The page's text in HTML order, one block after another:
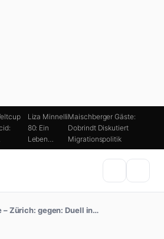
Liza Minnelli
80: Ein
Leben…
Maischberger Gäste:
Dobrindt Diskutiert
Migrationspolitik
– Zürich: gegen: Duell in…